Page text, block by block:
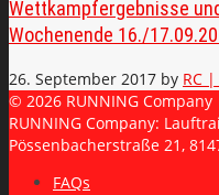
Wettkampfergebnisse
Wochenende 16./
26. September 2017 by RC
© 2026 RUNNING Company
RUNNING Company:
Pössenbacherstraße 21,
FAQs